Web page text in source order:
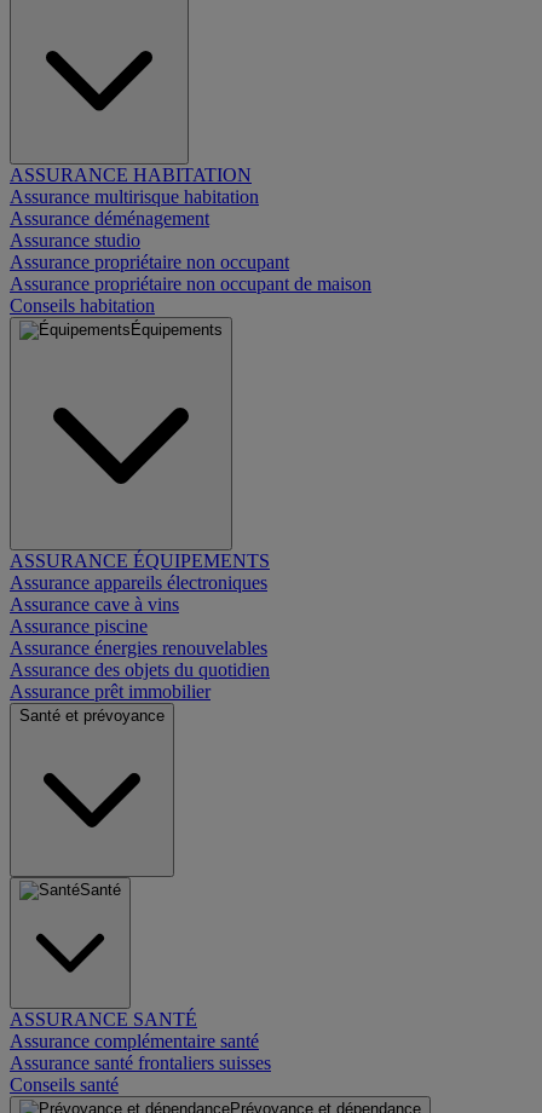
ASSURANCE HABITATION
Assurance multirisque habitation
Assurance déménagement
Assurance studio
Assurance propriétaire non occupant
Assurance propriétaire non occupant de maison
Conseils habitation
Équipements
ASSURANCE ÉQUIPEMENTS
Assurance appareils électroniques
Assurance cave à vins
Assurance piscine
Assurance énergies renouvelables
Assurance des objets du quotidien
Assurance prêt immobilier
Santé et prévoyance
Santé
ASSURANCE SANTÉ
Assurance complémentaire santé
Assurance santé frontaliers suisses
Conseils santé
Prévoyance et dépendance